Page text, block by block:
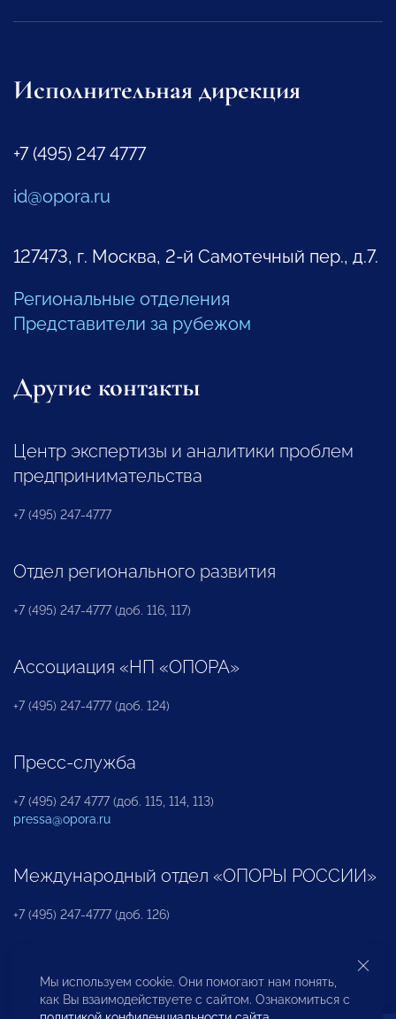
Исполнительная дирекция
+7 (495) 247 4777
id@opora.ru
127473, г. Москва, 2-й Самотечный пер., д.7.
Региональные отделения
Представители за рубежом
Другие контакты
Центр экспертизы и аналитики проблем
предпринимательства
+7 (495) 247-4777
Отдел регионального развития
+7 (495) 247-4777 (доб. 116, 117)
Ассоциация «НП «ОПОРА»
+7 (495) 247-4777 (доб. 124)
Пресс-служба
+7 (495) 247 4777 (доб. 115, 114, 113)
pressa@opora.ru
Международный отдел «ОПОРЫ РОССИИ»
+7 (495) 247-4777 (доб. 126)
Бюро по защите прав предпринимателей и
инвесторов
Мы используем cookie. Они помогают нам понять,
как Вы взаимодействуете с сайтом. Ознакомиться с